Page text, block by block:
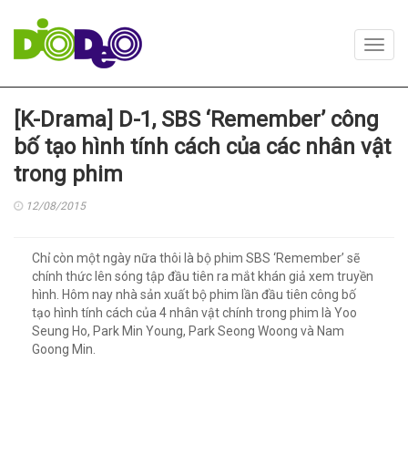
[K-Drama] D-1, SBS ‘Remember’ công
bố tạo hình tính cách của các nhân vật
trong phim
12/08/2015
Chỉ còn một ngày nữa thôi là bộ phim SBS ‘Remember’ sẽ
chính thức lên sóng tập đầu tiên ra mắt khán giả xem truyền
hình. Hôm nay nhà sản xuất bộ phim lần đầu tiên công bố
tạo hình tính cách của 4 nhân vật chính trong phim là Yoo
Seung Ho, Park Min Young, Park Seong Woong và Nam
Goong Min.